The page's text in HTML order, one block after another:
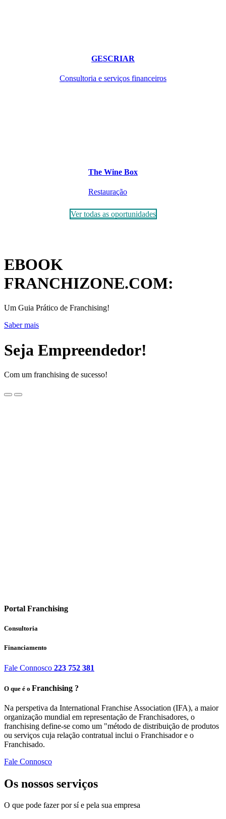
GESCRIAR
Consultoria e serviços financeiros
The Wine Box
Restauração
Ver todas as oportunidades
EBOOK
FRANCHIZONE.COM:
Um Guia Prático de Franchising!
Saber mais
Seja Empreendedor!
Com um franchising de sucesso!
Portal Franchising
Consultoria
Financiamento
Fale Connosco 223 752 381
O que é o Franchising ?
Na perspetiva da International Franchise Association (IFA), a maior
organização mundial em representação de Franchisadores, o
franchising define-se como um "método de distribuição de produtos
ou serviços cuja relação contratual inclui o Franchisador e o
Franchisado.
Fale Connosco
Os nossos serviços
O que pode fazer por sí e pela sua empresa